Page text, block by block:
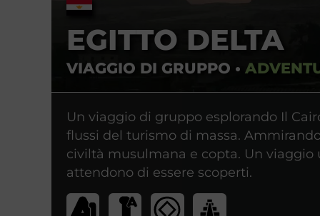
EGITTO DELTA
VIAGGIO DI GRUPPO •
Un viaggio di gruppo esplorando Il
flussi del turismo di massa.
civiltà musulmana e copta. Un
attendono di essere scoperti.